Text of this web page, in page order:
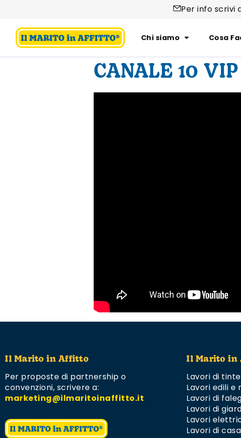
Per info scrivi
Chi siamo Cosa
CANALE 10 VIP
Il Marito in Affitto
Per proposte di partnership o
convenzioni, scrivere a:
marketing@ilmaritoinaffitto.it
Il Marito in
Lavori di
Lavori edili e
Lavori di
Lavori di
Lavori
Lavori di casa